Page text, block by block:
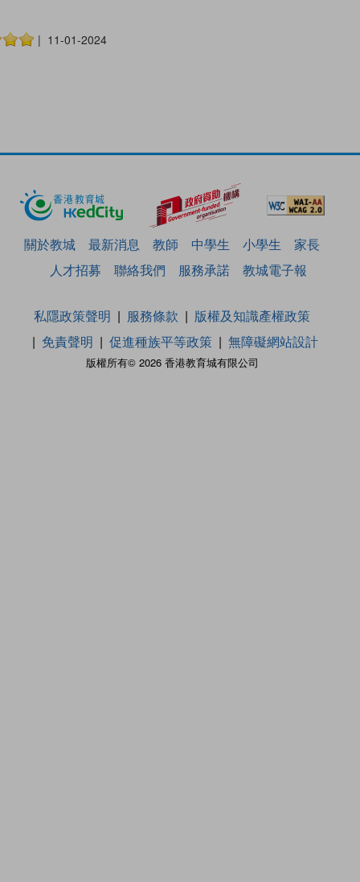
| 11-01-2024
關於教城 最新消息 教師 中學生 小學生
家長
人才招募
聯絡我們 服務承諾 教城電子報
版權所有© 2026 香港教育城有限公司
私隱政策聲明 服務條款
版權及知識產權政策
免責聲明
促進種族平等政策 無障礙網站設計